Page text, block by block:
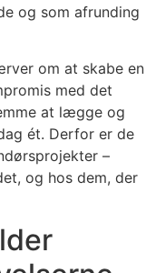
og som afrunding
om at skabe en
med det
at lægge og
ét. Derfor er de
–
og hos dem, der